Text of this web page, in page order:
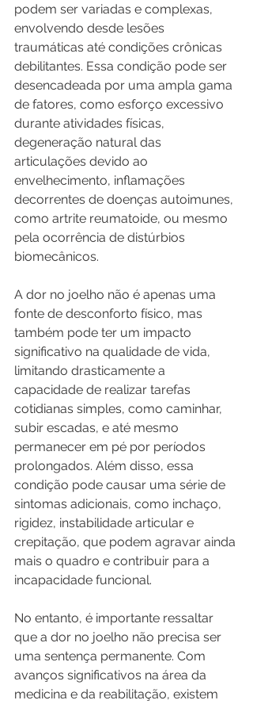
podem ser variadas e complexas,
envolvendo desde lesões
traumáticas até condições crônicas
debilitantes. Essa condição pode ser
desencadeada por uma ampla gama
de fatores, como esforço excessivo
durante atividades físicas,
degeneração natural das
articulações devido ao
envelhecimento, inflamações
decorrentes de doenças autoimunes,
como artrite reumatoide, ou mesmo
pela ocorrência de distúrbios
biomecânicos.
A dor no joelho não é apenas uma
fonte de desconforto físico, mas
também pode ter um impacto
significativo na qualidade de vida,
limitando drasticamente a
capacidade de realizar tarefas
cotidianas simples, como caminhar,
subir escadas, e até mesmo
permanecer em pé por períodos
prolongados. Além disso, essa
condição pode causar uma série de
sintomas adicionais, como inchaço,
rigidez, instabilidade articular e
crepitação, que podem agravar ainda
mais o quadro e contribuir para a
incapacidade funcional.
No entanto, é importante ressaltar
que a dor no joelho não precisa ser
uma sentença permanente. Com
avanços significativos na área da
medicina e da reabilitação, existem